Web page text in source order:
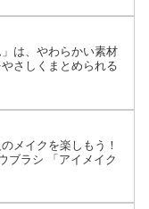
は、やわらかい素材
さしくまとめられる
メイクを楽しもう！
ブラシ 「アイメイク